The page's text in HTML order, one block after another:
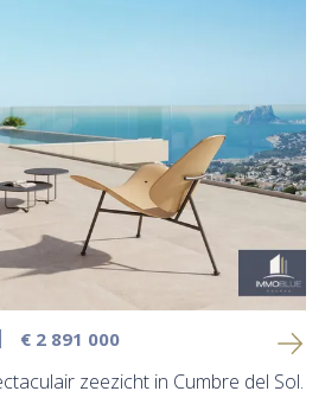
€ 2 891 000
zeezicht in Cumbre del Sol.